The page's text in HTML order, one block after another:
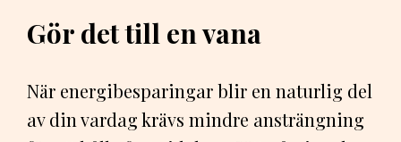
Gör det till en vana
När energibesparingar blir en naturlig del
av din vardag krävs mindre ansträngning